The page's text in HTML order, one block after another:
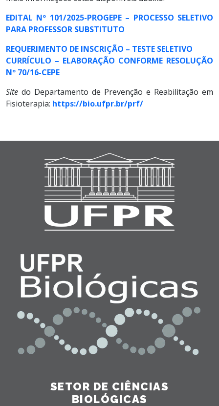
EDITAL Nº 101/2025-PROGEPE – PROCESSO SELETIVO
PARA PROFESSOR SUBSTITUTO
REQUERIMENTO DE INSCRIÇÃO – TESTE SELETIVO
CURRÍCULO – ELABORAÇÃO CONFORME RESOLUÇÃO
Nº 70/16-CEPE
Site do Departamento de Prevenção e Reabilitação em
Fisioterapia: https://bio.ufpr.br/prf/
SETOR DE CIÊNCIAS
BIOLÓGICAS